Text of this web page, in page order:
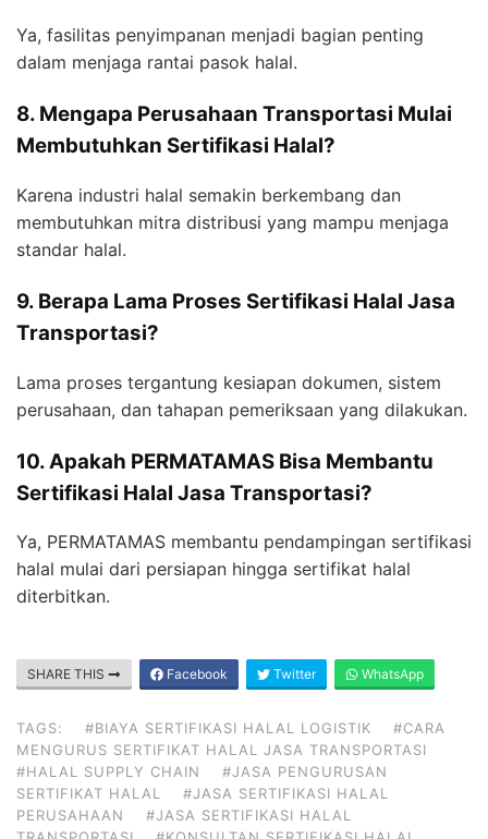
Ya, fasilitas penyimpanan menjadi bagian penting
dalam menjaga rantai pasok halal.
8. Mengapa Perusahaan Transportasi Mulai
Membutuhkan Sertifikasi Halal?
Karena industri halal semakin berkembang dan
membutuhkan mitra distribusi yang mampu menjaga
standar halal.
9. Berapa Lama Proses Sertifikasi Halal Jasa
Transportasi?
Lama proses tergantung kesiapan dokumen, sistem
perusahaan, dan tahapan pemeriksaan yang dilakukan.
10. Apakah PERMATAMAS Bisa Membantu
Sertifikasi Halal Jasa Transportasi?
Ya, PERMATAMAS membantu pendampingan sertifikasi
halal mulai dari persiapan hingga sertifikat halal
diterbitkan.
SHARE THIS Facebook Twitter WhatsApp
TAGS: #BIAYA SERTIFIKASI HALAL LOGISTIK
#CARA
MENGURUS SERTIFIKAT HALAL JASA TRANSPORTASI
#HALAL SUPPLY CHAIN
#JASA PENGURUSAN
SERTIFIKAT HALAL
#JASA SERTIFIKASI HALAL
PERUSAHAAN
#JASA SERTIFIKASI HALAL